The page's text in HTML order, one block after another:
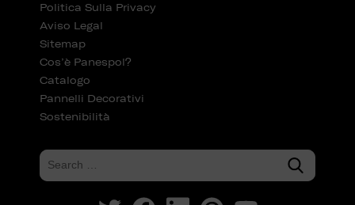
Politica Sulla Privacy
Aviso Legal
Sitemap
Cos’è Panespol?
Catalogo
Pannelli Decorativi
Sostenibilità